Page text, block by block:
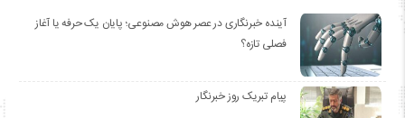
آینده خبرنگاری در عصر هوش مصنوعی؛ پایان یک حرفه یا آغاز
فصلی تازه؟
پیام تبریک روز خبرنگار